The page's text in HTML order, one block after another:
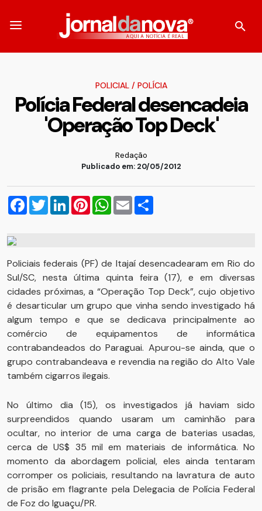
POLICIAL/ POLÍCIA
Polícia Federal desencadeia
'Operação Top Deck'
Redação
Publicado em: 20/05/2012
Facebook
TwitterLinkedInPinterestWhatsApp
Email
Policiais federais (PF) de Itajaí desencadearam em Rio do
Sul/SC, nesta última quinta feira (17), e em diversas
cidades próximas, a “Operação Top Deck”, cujo objetivo
é desarticular um grupo que vinha sendo investigado há
algum tempo e que se dedicava principalmente ao
comércio de equipamentos de informática
contrabandeados do Paraguai. Apurou-se ainda, que o
grupo contrabandeava e revendia na região do Alto Vale
também cigarros ilegais.
No último dia (15), os investigados já haviam sido
surpreendidos quando usaram um caminhão para
ocultar, no interior de uma carga de baterias usadas,
cerca de US$ 35 mil em materiais de informática. No
momento da abordagem policial, eles ainda tentaram
corromper os policiais, resultando na lavratura de auto
de prisão em flagrante pela Delegacia de Polícia Federal
de Foz do Iguaçu/PR.